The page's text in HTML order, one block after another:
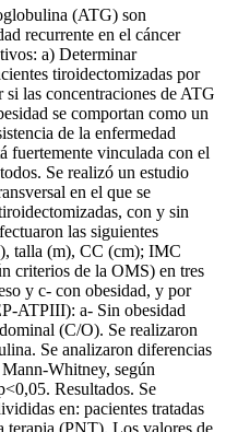
(ATG) son
recurrente en el cáncer
a) Determinar
tiroidectomizadas por
las concentraciones de ATG
se comportan como un
de la enfermedad
fuertemente vinculada con el
Se realizó un estudio
en el que se
con y sin
las siguientes
talla (m), CC (cm); IMC
criterios de la OMS) en tres
y c- con obesidad, y por
ATPIII): a- Sin obesidad
(C/O). Se realizaron
Se analizaron diferencias
Whitney, según
Resultados. Se
en: pacientes tratadas
terapia (PNT). Los valores de